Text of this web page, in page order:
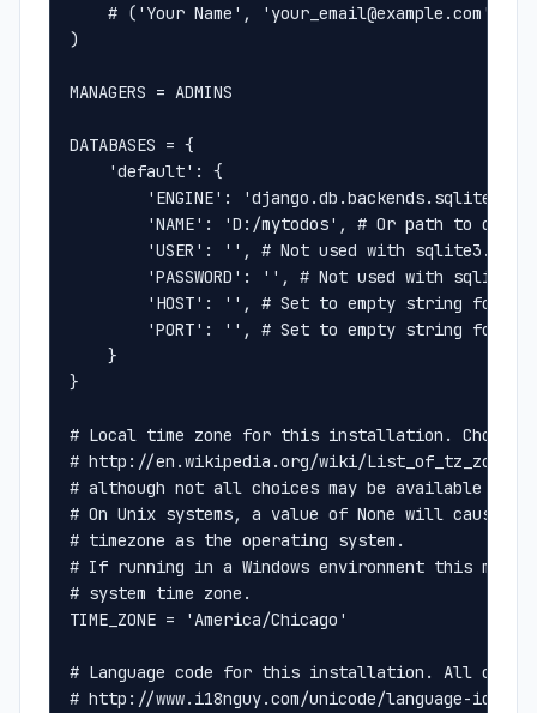
    # ('Your Name', 'your_email@example.com'),
)
MANAGERS = ADMINS
DATABASES = {
    'default': {
'ENGINE': 'django.db.backends.sqlite3',
'NAME': 'D:/mytodos', # Or path to
        'USER': '', # Not used with sqlite3.
        'PASSWORD': '', # Not used with sqlite3.
'HOST': '', # Set to empty string for
'PORT': '', # Set to empty string for
    }
}
# Local time zone for this installation. Choices
# http://en.wikipedia.org/wiki/
# although not all choices may be available on
# On Unix systems, a value of None will cause
# timezone as the operating system.
# If running in a Windows environment this must
# system time zone.
TIME_ZONE = 'America/Chicago'
# Language code for this installation. All
# http://www.i18nguy.com/unicode/language-